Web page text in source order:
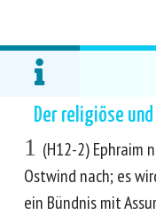
Der religiöse
1 (H12-2) Ephraim
Ostwind nach; es
ein Bündnis mit